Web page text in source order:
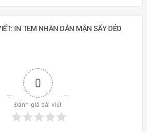
IN TEM NHÃN DÁN MẬN SẤY DẺO
0
Đánh giá bài viết